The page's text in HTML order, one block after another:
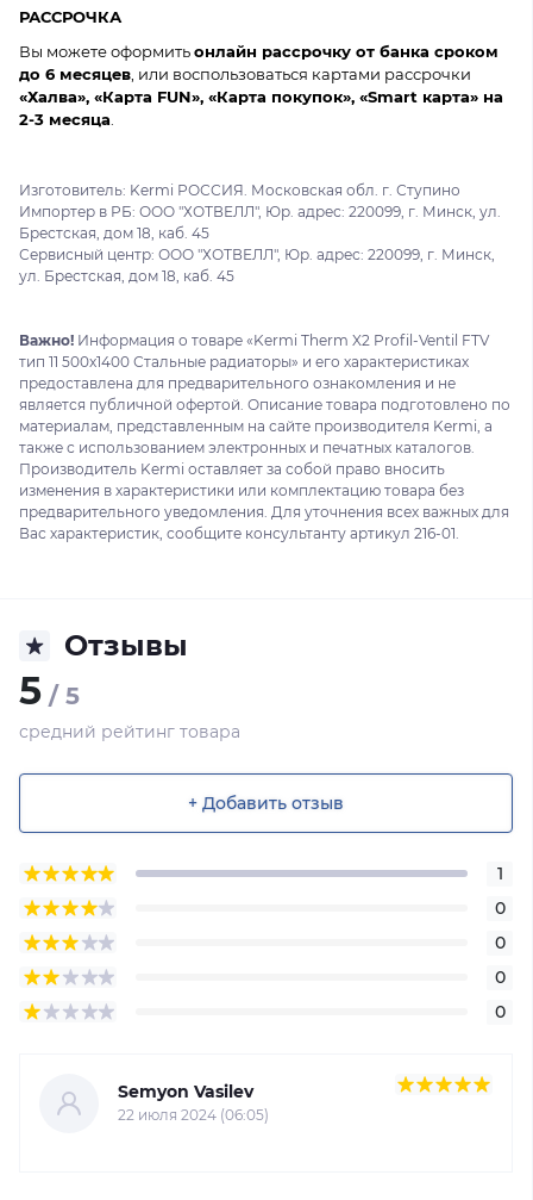
РАССРОЧКА
Вы можете оформитьонлайн рассрочку от банка сроком
до 6 месяцев , или воспользоваться картами рассрочки
«Халва», «Карта FUN», «Карта покупок», «Smart карта» на
2-3 месяца
Изготовитель: Kermi РОССИЯ. Московская обл. г. Ступино
Импортер в РБ: ООО "ХОТВЕЛЛ", Юр. адрес: 220099, г. Минск, ул.
Брестская, дом 18, каб. 45
Сервисный центр: ООО "ХОТВЕЛЛ", Юр. адрес: 220099, г. Минск,
ул. Брестская, дом 18, каб. 45
Важно! Информация о товаре «Kermi Therm X2 Profil-Ventil FTV
тип 11 500x1400 Стальные радиаторы» и его характеристиках
предоставлена для предварительного ознакомления и не
является публичной офертой. Описание товара подготовлено по
материалам, представленным на сайте производителя Kermi, а
также с использованием электронных и печатных каталогов.
Производитель Kermi оставляет за собой право вносить
изменения в характеристики или комплектацию товара без
предварительного уведомления. Для уточнения всех важных для
Вас характеристик, сообщите консультанту артикул 216-01.
Отзывы
5 / 5
средний рейтинг товара
+ Добавить отзыв
1
0
0
0
0
Semyon Vasilev
22 июля 2024 (06:05)